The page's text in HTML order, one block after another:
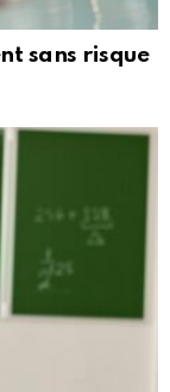
sans risque